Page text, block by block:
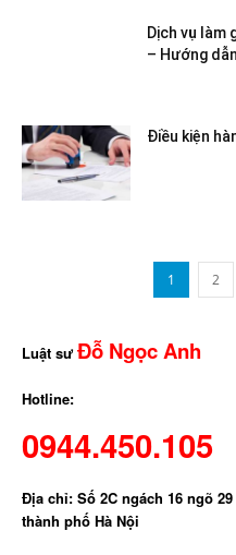
Dịch vụ làm
– Hướng
Điều kiện
1 2
Luật sưĐỗ Ngọc Anh
Hotline:
0944.450.105
Địa chỉ: Số 2C ngách 16 ngõ
thành phố Hà Nội